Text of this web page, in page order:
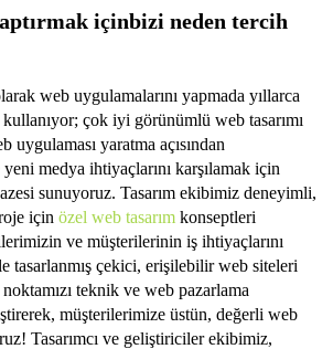
içinbizi neden tercih
web uygulamalarını yapmada yıllarca
çok iyi görünümlü web tasarımı
uygulaması yaratma açısından
medya ihtiyaçlarını karşılamak için
sunuyoruz. Tasarım ekibimiz deneyimli,
için özel web tasarım konseptleri
ve müşterilerinin iş ihtiyaçlarını
tasarlanmış çekici, erişilebilir web siteleri
teknik ve web pazarlama
müşterilerimize üstün, değerli web
Tasarımcı ve geliştiriciler ekibimiz,